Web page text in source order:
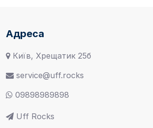
Адреса
Київ, Хрещатик 25б
service@uff.rocks
09898989898
Uff Rocks